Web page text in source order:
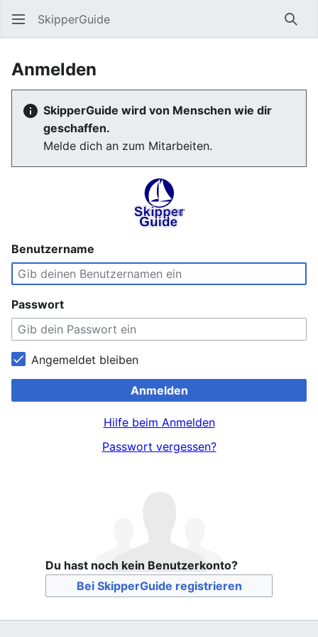
SkipperGuide
Anmelden
SkipperGuide wird von Menschen wie dir
geschaffen.
Melde dich an zum Mitarbeiten.
Benutzername
Passwort
Angemeldet bleiben
Anmelden
Hilfe beim Anmelden
Passwort vergessen?
Du hast noch kein Benutzerkonto?
Bei SkipperGuide registrieren